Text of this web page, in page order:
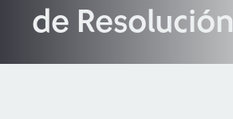
de Resolución